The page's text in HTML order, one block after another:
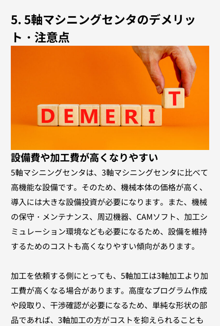
5. 5軸マシニングセンタのデメリッ
ト・注意点
設備費や加工費が高くなりやすい
5軸マシニングセンタは、3軸マシニングセンタに比べて
高機能な設備です。そのため、機械本体の価格が高く、
導入には大きな設備投資が必要になります。また、機械
の保守・メンテナンス、周辺機器、CAMソフト、加工シ
ミュレーション環境なども必要になるため、設備を維持
するためのコストも高くなりやすい傾向があります。
加工を依頼する側にとっても、5軸加工は3軸加工より加
工費が高くなる場合があります。高度なプログラム作成
や段取り、干渉確認が必要になるため、単純な形状の部
品であれば、3軸加工の方がコストを抑えられることも